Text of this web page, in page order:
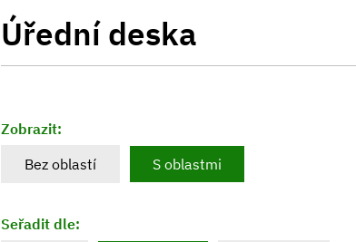
Úřední deska
Zobrazit:
Bez oblastí
S oblastmi
Seřadit dle: